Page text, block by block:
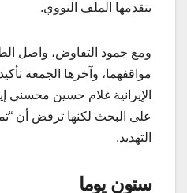
يتقدمها الملف النووي.
ومع جمود التفاوض، واصل
مواقفهما، وآخرها الجمعة
الإيرانية غلام حسين محسني
على البحث لكنها ترفض أن
التهديد.
ستون يوما